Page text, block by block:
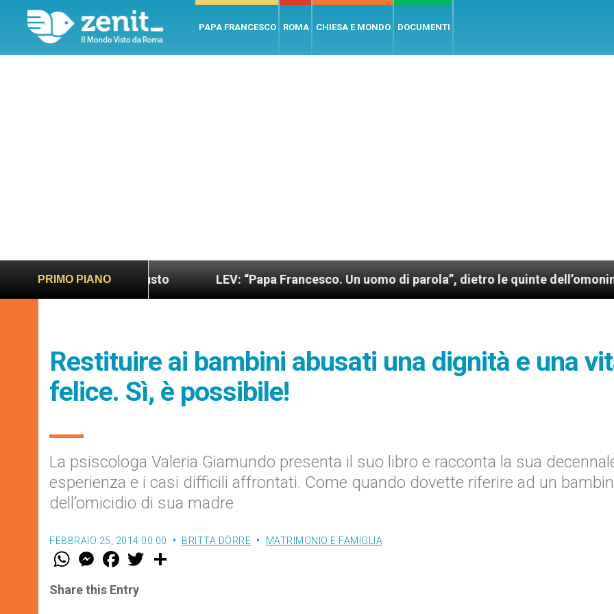
PAPA FRANCESCO ROMA CHIESA E MONDO DOCUMENTI
PRIMO PIANO
sano e giusto LEV: “Papa Francesco. Un uomo di parola”, dietro le quinte dell’omonimo film di
Restituire ai bambini abusati una dignità e una
felice. Sì, è possibile!
La psiscologa Valeria Giamundo presenta il suo libro e racconta la sua
esperienza e i casi difficili affrontati. Come quando dovette riferire ad un
dell’omicidio di sua madre
FEBBRAIO 25, 2014 00:00 BRITTA DÖRRE MATRIMONIO E FAMIGLIA
W
t
s
M
e
s
e
F
a
e
b
w
Share this Entry